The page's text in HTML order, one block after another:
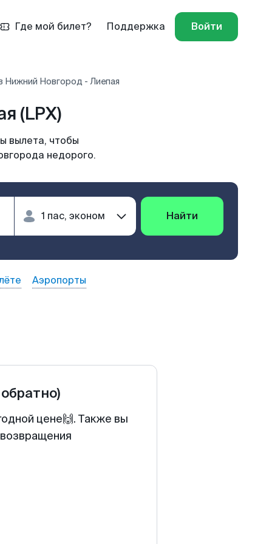
Где мой билет? Поддержка Войти
Нижний Новгород - Лиепая
(LPX)
вылета, чтобы
недорого.
Найти
Аэропорты
цене🙌. Также вы